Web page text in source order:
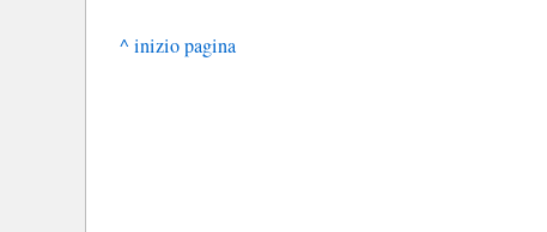
^ inizio pagina